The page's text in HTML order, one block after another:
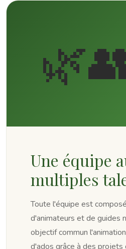
Une équipe
multiples
Toute l'équipe est
d'animateurs et de guides
objectif commun
d'ados grâce à des